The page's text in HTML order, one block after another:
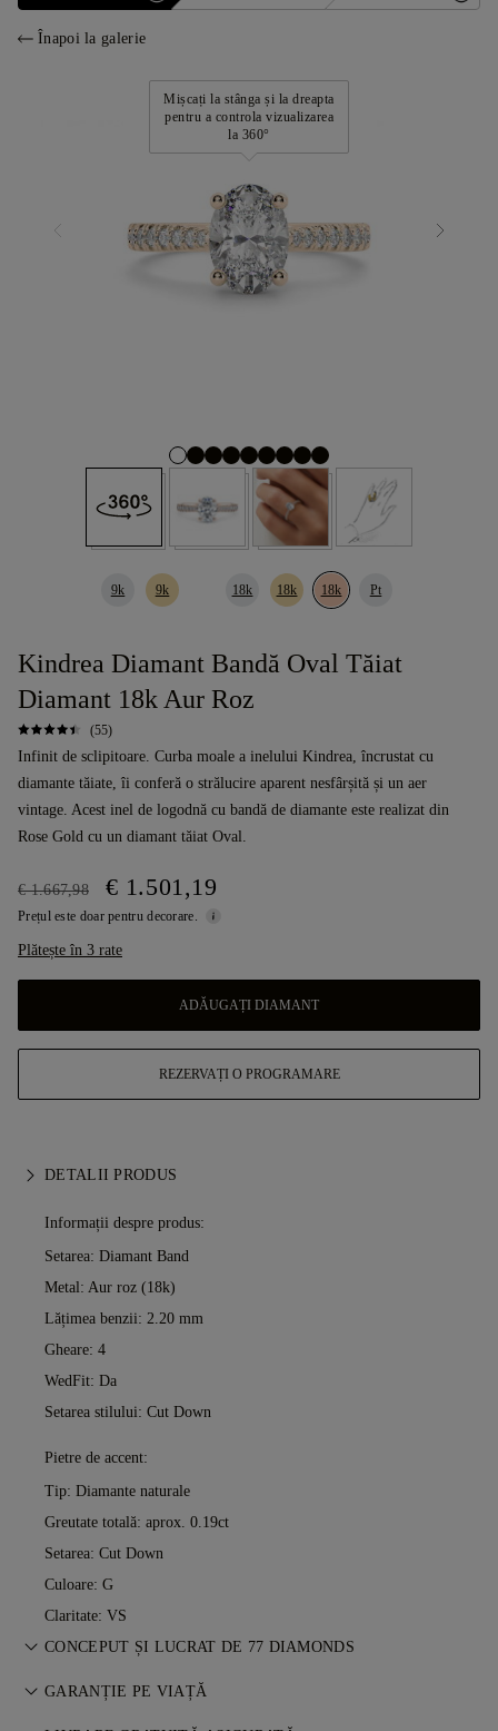
Înapoi la galerie
Mișcați la stânga și la dreapta
pentru a controla vizualizarea
la 360°
9k 9k 18k 18k 18k Pt
Kindrea Diamant Bandă Oval Tăiat
Diamant 18k Aur Roz
(55)
Infinit de sclipitoare. Curba moale a inelului Kindrea, încrustat cu
diamante tăiate, îi conferă o strălucire aparent nesfârșită și un aer
vintage. Acest inel de logodnă cu bandă de diamante este realizat din
Rose Gold cu un diamant tăiat Oval.
€ 1.667,98 € 1.501,19
Prețul este doar pentru decorare.
Plătește în 3 rate
ADĂUGAȚI DIAMANT
REZERVAȚI O PROGRAMARE
DETALII PRODUS
Informații despre produs:
Setarea: Diamant Band
Metal: Aur roz (18k)
Lățimea benzii: 2.20 mm
Gheare: 4
WedFit: Da
Setarea stilului: Cut Down
Pietre de accent:
Tip: Diamante naturale
Greutate totală: aprox. 0.19ct
Setarea: Cut Down
Culoare: G
Claritate: VS
CONCEPUT ȘI LUCRAT DE 77 DIAMONDS
Arta bijuteriilor, perfecționată piesă cu piesă de maeștrii 77
GARANȚIE PE VIAȚĂ